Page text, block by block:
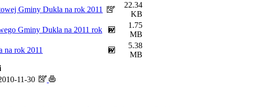
Gminy Dukla na rok 2011
22.34
KB
Gminy Dukla na 2011 rok
1.75
MB
na rok 2011
5.38
MB
11-30